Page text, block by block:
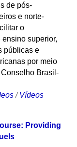
de pós-
e norte-
o
superior,
públicas e
por meio
Brasil-
/Vídeos
Providing